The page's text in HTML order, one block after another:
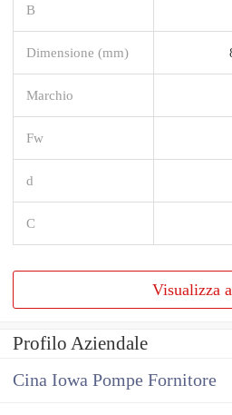
B
Dimensione (mm)
Marchio
Fw
d
C
Visualizza
Profilo Aziendale
Cina Iowa Pompe Fornitore